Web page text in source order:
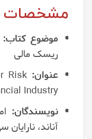
مشخصات
موضوع کتاب:
ریسک مالی
عنوان: Risk
Industry
نویسندگان:
آناند،